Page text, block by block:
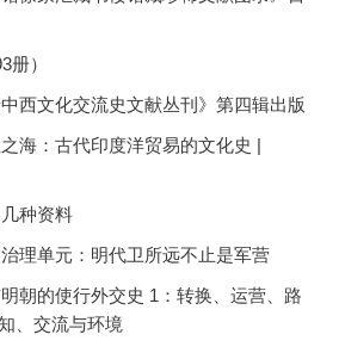
册）
西文化交流史文献丛刊》第四辑出版
海：古代印度洋贸易的文化史 |
种资料
理单元：明代卫所远不止是军营
朝的使行外交史 1：转换、运营、路
、交流与环境